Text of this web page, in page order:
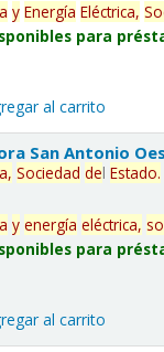
y Energía Eléctrica,
para
al carrito
San Antonio
Sociedad delEstado.
y energía eléctrica,
para
al carrito